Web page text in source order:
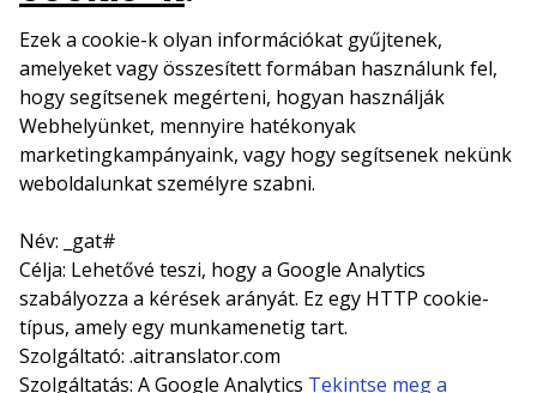
Ezek a cookie-k olyan információkat gyűjtenek,
amelyeket vagy összesített formában használunk fel,
hogy segítsenek megérteni, hogyan használják
Webhelyünket, mennyire hatékonyak
marketingkampányaink, vagy hogy segítsenek nekünk
weboldalunkat személyre szabni.
Név: _gat#
Célja: Lehetővé teszi, hogy a Google Analytics
szabályozza a kérések arányát. Ez egy HTTP cookie-
típus, amely egy munkamenetig tart.
Szolgáltató: .aitranslator.com
Szolgáltatás: A Google Analytics Tekintse meg a